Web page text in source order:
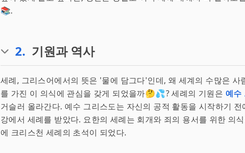
📚.
2. 기원과 역사
세례, 그리스어에서의 뜻은 '물에 담그다'인데, 왜 세계의 수많은 사
를 가진 이 의식에 관심을 갖게 되었을까🤔💦? 세례의 기원은 예수
거슬러 올라간다. 예수 그리스도는 자신의 공적 활동을 시작하기
강에서 세례를 받았다. 요한의 세례는 회개와 죄의 용서를 위한 의
에 크리스천 세례의 초석이 되었다.